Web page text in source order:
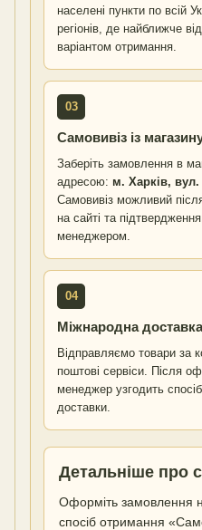
населені пункти по всій
регіонів, де найближче
варіантом отримання.
03
Самовивіз із
Заберіть замовлення в
адресою: м. Харків,
Самовивіз можливий
на сайті та підтвердження
менеджером.
04
Міжнародна доставка
Відправляємо товари за
поштові сервіси. Після
менеджер узгодить
доставки.
Детальніше про
Оформіть замовлення
спосіб отримання